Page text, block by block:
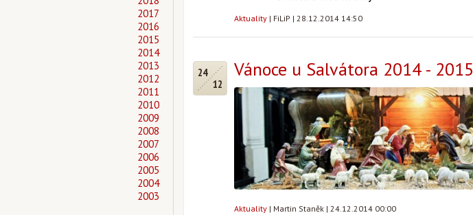
2017
2016
2015
2014
2013
2012
2011
2010
2009
2008
2007
2006
2005
2004
2003
Aktuality | FiLiP | 28.12.2014 14:50
24
12
Vánoce u Salvátora 2014 - 2015
Aktuality | Martin Staněk | 24.12.2014 00:00